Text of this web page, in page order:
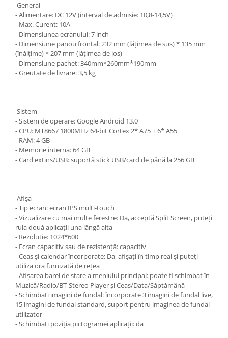
General
- Alimentare: DC 12V (interval de admisie: 10,8-14,5V)
- Max. Curent: 10A
- Dimensiunea ecranului: 7 inch
- Dimensiune panou frontal: 232 mm (lățimea de sus) * 135 mm
(înălțime) * 207 mm (lățimea de jos)
- Dimensiune pachet: 340mm*260mm*190mm
- Greutate de livrare: 3,5 kg
Sistem
- Sistem de operare: Google Android 13.0
- CPU: MT8667 1800MHz 64-bit Cortex 2* A75 + 6* A55
- RAM: 4 GB
- Memorie interna: 64 GB
- Card extins/USB: suportă stick USB/card de până la 256 GB
Afişa
- Tip ecran: ecran IPS multi-touch
- Vizualizare cu mai multe ferestre: Da, acceptă Split Screen, puteți
rula două aplicații una lângă alta
- Rezolutie: 1024*600
- Ecran capacitiv sau de rezistență: capacitiv
- Ceas și calendar încorporate: Da, afișați în timp real și puteți
utiliza ora furnizată de rețea
- Afișarea barei de stare a meniului principal: poate fi schimbat în
Muzică/Radio/BT-Stereo Player și Ceas/Data/Săptămână
- Schimbați imagini de fundal: încorporate 3 imagini de fundal live,
15 imagini de fundal standard, suport pentru imaginea de fundal
utilizator
- Schimbați poziția pictogramei aplicații: da